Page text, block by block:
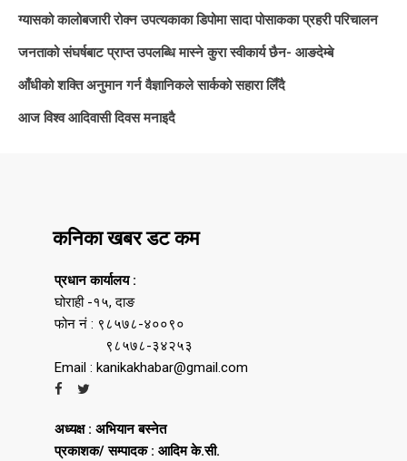
ग्यासको कालोबजारी रोक्न उपत्यकाका डिपोमा सादा पोसाकका प्रहरी परिचालन
जनताको संघर्षबाट प्राप्त उपलब्धि मास्ने कुरा स्वीकार्य छैन- आङदेम्बे
आँधीको शक्ति अनुमान गर्न वैज्ञानिकले सार्कको सहारा लिँदै
आज विश्व आदिवासी दिवस मनाइदै
कनिका खबर डट कम
प्रधान कार्यालय :
घोराही -१५, दाङ
फोन नं : ९८५७८-४००९०
९८५७८-३४२५३
Email : kanikakhabar@gmail.com
अध्यक्ष : अभियान बस्नेत
प्रकाशक/ सम्पादक : आदिम के.सी.